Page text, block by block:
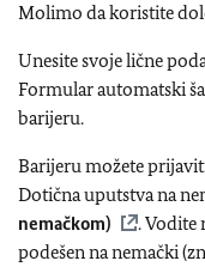
Molimo da koristite
Unesite svoje lične
Formular automatski
barijeru.
Barijeru možete
Dotična uputstva na
nemačkom)
. Vodite
podešen na nemački